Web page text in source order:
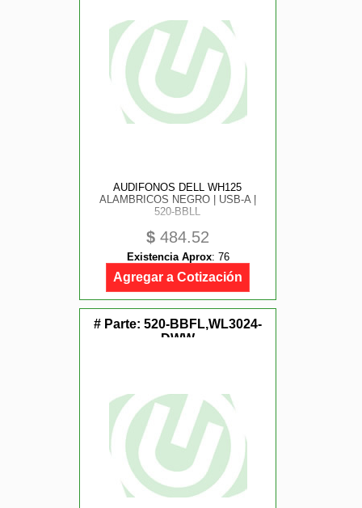
AUDIFONOS DELL WH125
ALAMBRICOS NEGRO | USB-A |
520-BBLL
$ 484.52
Existencia Aprox: 76
Agregar a Cotización
# Parte: 520-BBFL,WL3024-
DWW